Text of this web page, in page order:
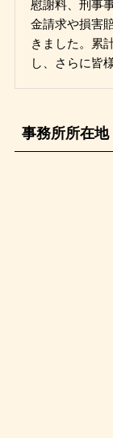
慰謝料、刑事
金請求や損害
きました。累
し、さらに皆
事務所所在地